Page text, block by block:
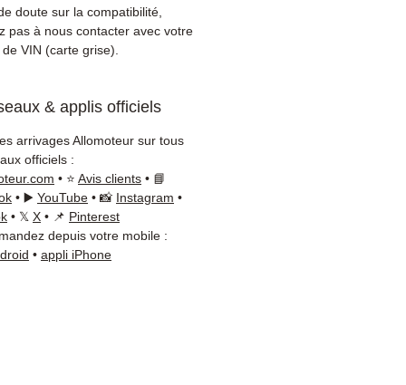
au+33 6 38 71 66 54
vérification.
& garantie :Expédition en
sécurisée. Expédition
(Belgique, Suisse,
Italie, Espagne, Pays-
sur devis. Garantie
pièces — montage par
obligatoire.
:📞 +33 6 38 71 66 54
— 📧
doute sur la compatibilité,
pas à nous contacter avec votre
VIN (carte grise).
& applis officiels
arrivages Allomoteur sur tous
officiels :
• ⭐ Avis clients • 📘
• ▶️ YouTube • 📸 Instagram •
• 𝕏 X • 📌 Pinterest
depuis votre mobile :
• appli iPhone